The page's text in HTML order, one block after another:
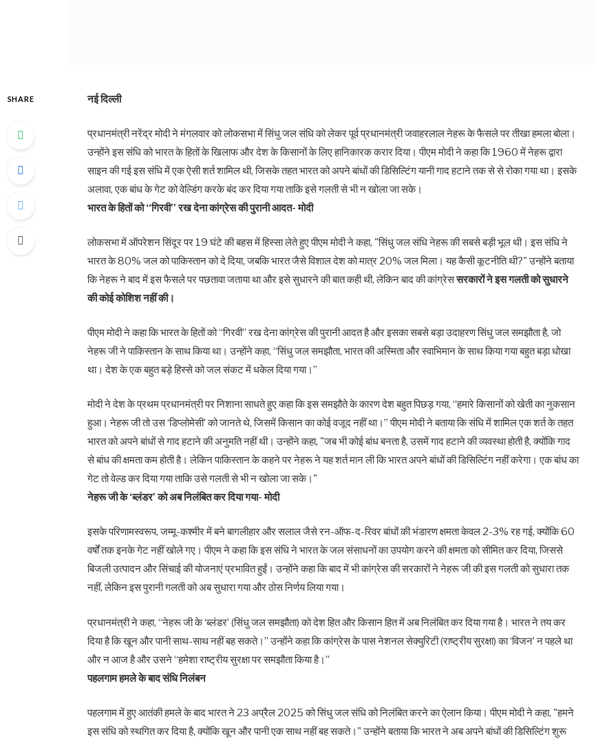
SHARE नई दिल्ली
प्रधानमंत्री नरेंद्र मोदी ने मंगलवार को लोकसभा में सिंधु जल संधि को लेकर पूर्व प्रधानमंत्री जवाहरलाल नेहरू के फैसले पर तीखा हमला बोला।
उन्होंने इस संधि को भारत के हितों के खिलाफ और देश के किसानों के लिए हानिकारक करार दिया। पीएम मोदी ने कहा कि 1960 में नेहरू द्वारा
साइन की गई इस संधि में एक ऐसी शर्त शामिल थी, जिसके तहत भारत को अपने बांधों की डिसिल्टिंग यानी गाद हटाने तक से से रोका गया था। इसके
अलावा, एक बांध के गेट को वेल्डिंग करके बंद कर दिया गया ताकि इसे गलती से भी न खोला जा सके।
भारत के हितों को ‘‘गिरवी’’ रख देना कांग्रेस की पुरानी आदत- मोदी
लोकसभा में ऑपरेशन सिंदूर पर 19 घंटे की बहस में हिस्सा लेते हुए पीएम मोदी ने कहा, "सिंधु जल संधि नेहरू की सबसे बड़ी भूल थी। इस संधि ने
भारत के 80% जल को पाकिस्तान को दे दिया, जबकि भारत जैसे विशाल देश को मात्र 20% जल मिला। यह कैसी कूटनीति थी?" उन्होंने बताया
कि नेहरू ने बाद में इस फैसले पर पछतावा जताया था और इसे सुधारने की बात कही थी, लेकिन बाद की कांग्रेससरकारों ने इस गलती को सुधारने
की कोई कोशिश नहीं की।
पीएम मोदी ने कहा कि भारत के हितों को ‘‘गिरवी’’ रख देना कांग्रेस की पुरानी आदत है और इसका सबसे बड़ा उदाहरण सिंधु जल समझौता है, जो
नेहरू जी ने पाकिस्तान के साथ किया था। उन्होंने कहा, ‘‘सिंधु जल समझौता, भारत की अस्मिता और स्वाभिमान के साथ किया गया बहुत बड़ा धोखा
था। देश के एक बहुत बड़े हिस्से को जल संकट में धकेल दिया गया।’’
मोदी ने देश के प्रथम प्रधानमंत्री पर निशाना साधते हुए कहा कि इस समझौते के कारण देश बहुत पिछड़ गया, ‘‘हमारे किसानों को खेती का नुकसान
हुआ। नेहरू जी तो उस ‘डिप्लोमेसी’ को जानते थे, जिसमें किसान का कोई वजूद नहीं था।’’ पीएम मोदी ने बताया कि संधि में शामिल एक शर्त के तहत
भारत को अपने बांधों से गाद हटाने की अनुमति नहीं थी। उन्होंने कहा, "जब भी कोई बांध बनता है, उसमें गाद हटाने की व्यवस्था होती है, क्योंकि गाद
से बांध की क्षमता कम होती है। लेकिन पाकिस्तान के कहने पर नेहरू ने यह शर्त मान ली कि भारत अपने बांधों की डिसिल्टिंग नहीं करेगा। एक बांध का
गेट तो वेल्ड कर दिया गया ताकि उसे गलती से भी न खोला जा सके।"
नेहरू जी के ‘ब्लंडर’ को अब निलंबित कर दिया गया- मोदी
इसके परिणामस्वरूप, जम्मू-कश्मीर में बने बागलीहार और सलाल जैसे रन-ऑफ-द-रिवर बांधों की भंडारण क्षमता केवल 2-3% रह गई, क्योंकि 60
वर्षों तक इनके गेट नहीं खोले गए। पीएम ने कहा कि इस संधि ने भारत के जल संसाधनों का उपयोग करने की क्षमता को सीमित कर दिया, जिससे
बिजली उत्पादन और सिंचाई की योजनाएं प्रभावित हुईं। उन्होंने कहा कि बाद में भी कांग्रेस की सरकारों ने नेहरू जी की इस गलती को सुधारा तक
नहीं, लेकिन इस पुरानी गलती को अब सुधारा गया और ठोस निर्णय लिया गया।
प्रधानमंत्री ने कहा, ‘‘नेहरू जी के ‘ब्लंडर’ (सिंधु जल समझौता) को देश हित और किसान हित में अब निलंबित कर दिया गया है। भारत ने तय कर
दिया है कि खून और पानी साथ-साथ नहीं बह सकते।’’ उन्होंने कहा कि कांग्रेस के पास नेशनल सेक्युरिटी (राष्ट्रीय सुरक्षा) का ‘विजन’ न पहले था
और न आज है और उसने ‘‘हमेशा राष्ट्रीय सुरक्षा पर समझौता किया है।’’
पहलगाम हमले के बाद संधि निलंबन
पहलगाम में हुए आतंकी हमले के बाद भारत ने 23 अप्रैल 2025 को सिंधु जल संधि को निलंबित करने का ऐलान किया। पीएम मोदी ने कहा, "हमने
इस संधि को स्थगित कर दिया है, क्योंकि खून और पानी एक साथ नहीं बह सकते।" उन्होंने बताया कि भारत ने अब अपने बांधों की डिसिल्टिंग शुरू